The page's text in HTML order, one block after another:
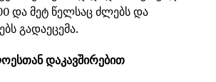
და მეტ წელსაც ძლებს და
გადაეცემა.
დაკავშირებით